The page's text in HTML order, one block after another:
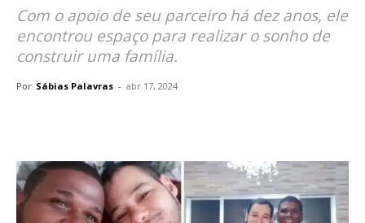
Com o apoio de seu parceiro há dez anos, ele
encontrou espaço para realizar o sonho de
construir uma família.
Por Sábias Palavras - abr 17, 2024